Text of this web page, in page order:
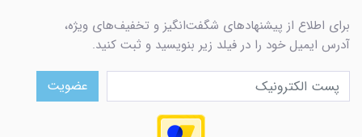
برای اطلاع از پیشنهادهای شگفت‌انگیز و تخفیف‌های ویژه،
آدرس ایمیل خود را در فیلد زیر بنویسید و ثبت کنید.
عضویت